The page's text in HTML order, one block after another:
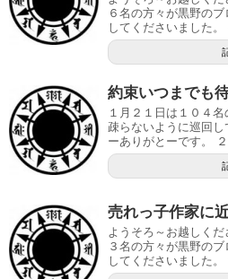
６名の方々が黒野の
してくださいました
約束いつまでも
１月２１日は１０４
疎らないように巡回
ーありがとーです。
売れっ子作家に
ようそろ～お越しく
３名の方々が黒野の
してくださいました